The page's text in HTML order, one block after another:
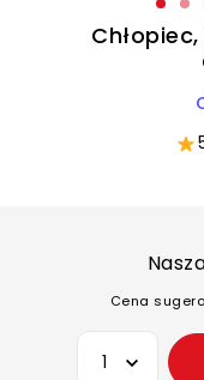
Cena
Wybierz opcję